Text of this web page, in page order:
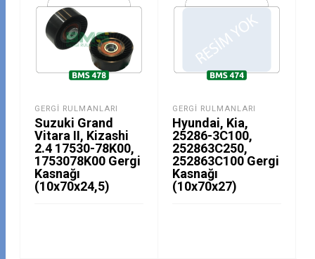
GERGI RULMANLARI
Suzuki Grand
Vitara II, Kizashi
2.4 17530-78K00,
1753078K00 Gergi
Kasnağı
(10x70x24,5)
GERGI RULMANLARI
Hyundai, Kia,
25286-3C100,
252863C250,
252863C100 Gergi
Kasnağı
(10x70x27)